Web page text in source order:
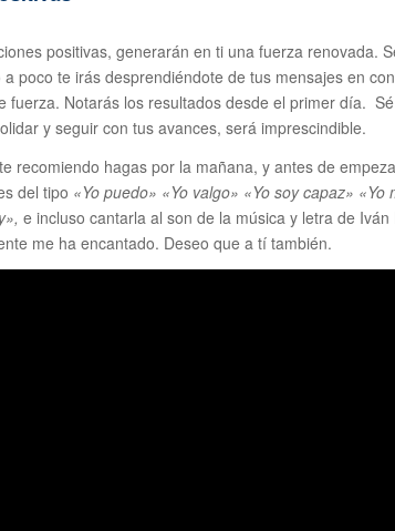
positivas, generarán en ti una fuerza renovada.
poco te irás desprendiéndote de tus mensajes en
fuerza. Notarás los resultados desde el primer día.
y seguir con tus avances, será imprescindible.
recomiendo hagas por la mañana, y antes de
del tipo «Yo puedo» «Yo valgo» «Yo soy capaz» «Yo
e incluso cantarla al son de la música y letra de Iván
me ha encantado. Deseo que a tí también.